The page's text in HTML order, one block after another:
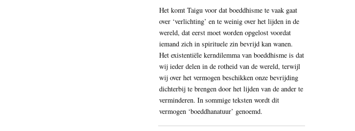
Het komt Taigu voor dat boeddhisme te vaak gaat
over ‘verlichting’ en te weinig over het lijden in de
wereld, dat eerst moet worden opgelost voordat
iemand zich in spirituele zin bevrijd kan wanen.
Het existentiële kerndilemma van boeddhisme is dat
wij ieder delen in de rotheid van de wereld, terwijl
wij over het vermogen beschikken onze bevrijding
dichterbij te brengen door het lijden van de ander te
verminderen. In sommige teksten wordt dit
vermogen ‘boeddhanatuur’ genoemd.